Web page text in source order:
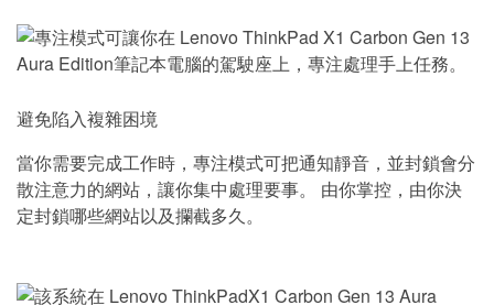
避免陷入複雜困境
當你需要完成工作時，專注模式可把通知靜音，並封鎖會分
散注意力的網站，讓你集中處理要事。 由你掌控，由你決
定封鎖哪些網站以及攔截多久。